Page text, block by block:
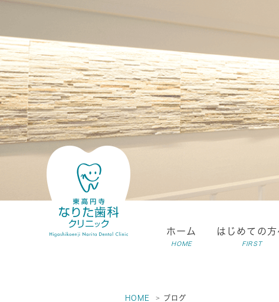
ホーム
HOME
はじめての方
FIRST
HOME ブログ